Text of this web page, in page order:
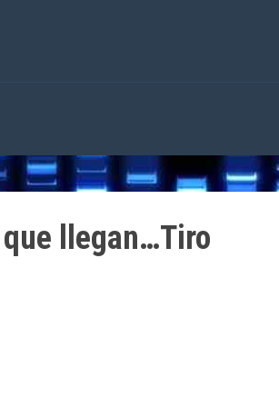
llegan…Tiro